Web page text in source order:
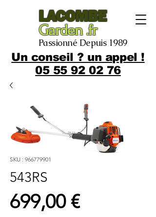
LACOMBE
Garden .fr
Passionné Depuis 1989
Un conseil ? un appel !
05 55 92 02 76
SKU : 966779901
543RS
699,00 €Prix